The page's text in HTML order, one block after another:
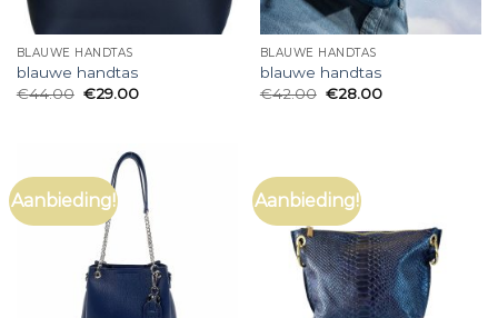
BLAUWE HANDTAS
blauwe handtas
€44.00 €29.00
BLAUWE HANDTAS
blauwe handtas
€42.00 €28.00
Aanbieding! Aanbieding!